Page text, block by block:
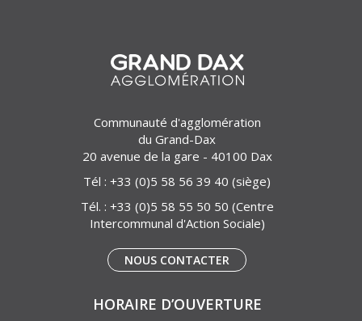
Communauté d'agglomération
du Grand-Dax
20 avenue de la gare - 40100 Dax
Tél : +33 (0)5 58 56 39 40 (siège)
Tél. : +33 (0)5 58 55 50 50 (Centre
Intercommunal d'Action Sociale)
NOUS CONTACTER
HORAIRE D’OUVERTURE